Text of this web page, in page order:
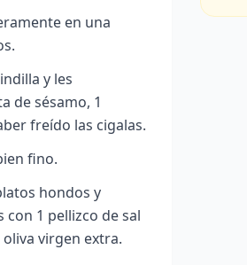
en una
y les
de sésamo, 1
freído las cigalas.
fino.
hondos y
1 pellizco de sal
virgen extra.